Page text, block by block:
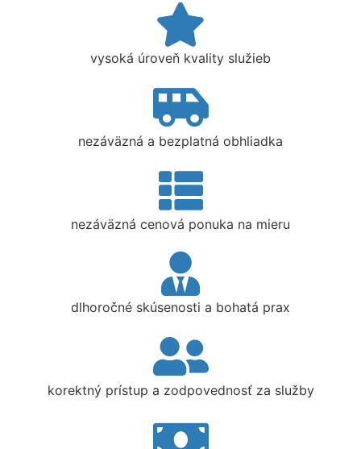
vysoká úroveň kvality služieb
nezáväzná a bezplatná obhliadka
nezáväzná cenová ponuka na mieru
dlhoročné skúsenosti a bohatá prax
korektný prístup a zodpovednosť za služby